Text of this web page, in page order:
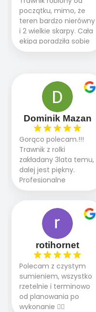
początku, mimo, że
teren bardzo nierówny
i 2 wielkie skarpy. Cała
ekipa poradziła sobie
WSPANIALE od
panowie wiedzą co
robią. Wszystko poszło
sprawnie i szybko.
Doradztwo w
pielęgnacji trawnika
teraz i na późniejszym
etapie jest dużym
plusem. Teraz razem
z dzieckiem i małym
pieskiem cieszymy się
pięknym trawnikiem :)
A trawa robi efekt
Dominik Mazan
Gorąco polecam.!!!
Trawnik z rolki
zakładany 3lata temu,
dalej jest piękny.
Profesjonalne
podejście do pracy,
2 zlecenia na rolkę.
Polecam.
rotihornet
Polecam z czystym
sumieniem, wszystko
rzetelnie i terminowo
od planowania po
wykonanie 👍🏻